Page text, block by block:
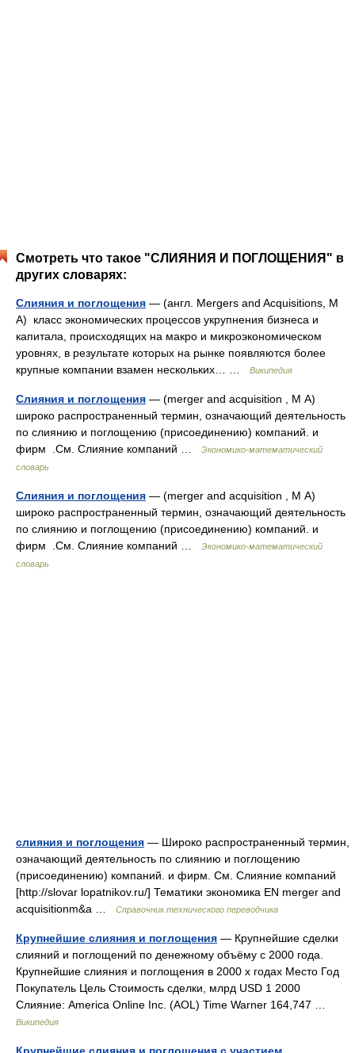
Смотреть что такое "СЛИЯНИЯ И ПОГЛОЩЕНИЯ" в
других словарях:
Слияния и поглощения — (англ. Mergers and Acquisitions, M
A) класс экономических процессов укрупнения бизнеса и
капитала, происходящих на макро и микроэкономическом
уровнях, в результате которых на рынке появляются более
крупные компании взамен нескольких… …
Википедия
Слияния и поглощения — (merger and acquisition , М А)
широко распространенный термин, означающий деятельность
по слиянию и поглощению (присоединению) компаний. и
фирм .См. Слияние компаний …
Экономико-математический
словарь
Слияния и поглощения — (merger and acquisition , М А)
широко распространенный термин, означающий деятельность
по слиянию и поглощению (присоединению) компаний. и
фирм .См. Слияние компаний …
Экономико-математический
словарь
слияния и поглощения — Широко распространенный термин,
означающий деятельность по слиянию и поглощению
(присоединению) компаний. и фирм. См. Слияние компаний
[http://slovar lopatnikov.ru/] Тематики экономика EN merger and
acquisitionm&а …
Справочник технического переводчика
Крупнейшие слияния и поглощения — Крупнейшие сделки
слияний и поглощений по денежному объёму с 2000 года.
Крупнейшие слияния и поглощения в 2000 х годах Место Год
Покупатель Цель Стоимость сделки, млрд USD 1 2000
Слияние: America Online Inc. (AOL) Time Warner 164,747 …
Википедия